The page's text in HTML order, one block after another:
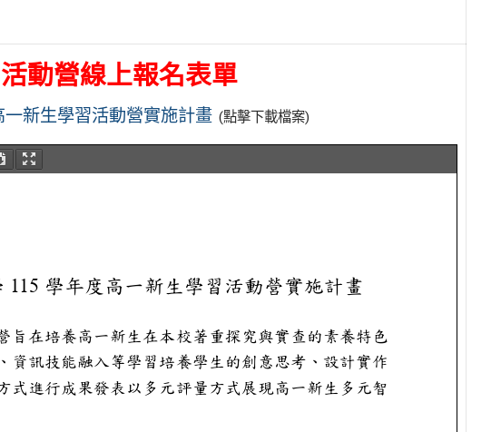
動營線上報名表單
新生學習活動營實施計畫 (點擊下載檔案)